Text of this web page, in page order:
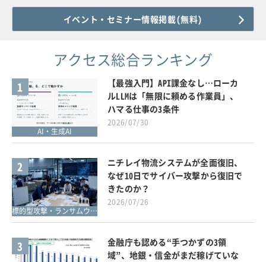
イベント・セミナー情報掲載(無料)
アクセス総合ランキング
1
AI・生成AI
【最強入門】API課金なし…ローカ
ルLLMは「無限に頼める作業員」、
ハマる仕事の3条件
2026/07/30
2
標的型攻撃・ランサムウェア対策
ニチレイ物流システムが全面復旧、
なぜ10日でサイバー攻撃から復旧で
きたのか？
2026/07/26
3
金融庁も認める“手つかずの3領
域”、地銀・信金がまだ稼げていな